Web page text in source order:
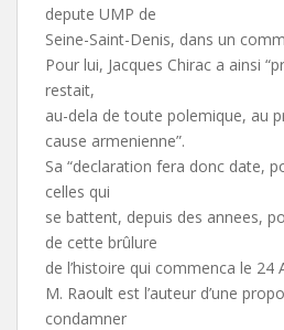
depute UMP de
Seine-Saint-Denis, dans un
Pour lui, Jacques Chirac a ainsi
restait,
au-dela de toute polemique, au
cause armenienne”.
Sa “declaration fera donc date,
celles qui
se battent, depuis des annees,
de cette brûlure
de l’histoire qui commenca le 24
M. Raoult est l’auteur d’une
condamner